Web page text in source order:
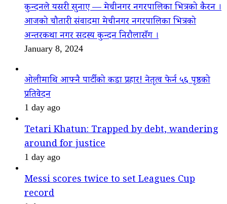
कुन्दनले यसरी सुनाए — मेचीनगर नगरपालिका भित्रको कैरन ।
आजको चौतारी संवादमा मेचीनगर नगरपालिका भित्रको
अन्तरकथा नगर सदस्य कुन्दन निरौलासँग ।
January 8, 2024
ओलीमाथि आफ्नै पार्टीको कडा प्रहार! नेतृत्व फेर्न ५६ पृष्ठको
प्रतिवेदन
1 day ago
Tetari Khatun: Trapped by debt, wandering
around for justice
1 day ago
Messi scores twice to set Leagues Cup
record